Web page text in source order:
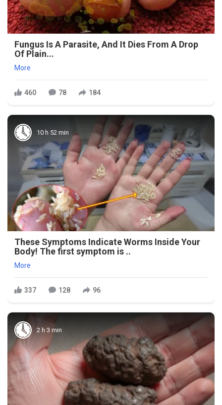
Fungus Is A Parasite, And It Dies From A Drop
Of Plain...
More
460 78 184
10 h 52 min
These Symptoms Indicate Worms Inside Your
Body! The first symptom is ..
More
337 128 96
2 h 3 min